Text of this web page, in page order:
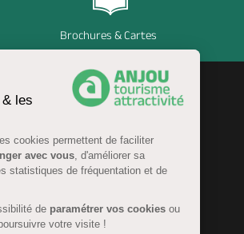
les
cookies permettent de faciliter
avec vous, d'améliorer sa
statistiques de fréquentation et de
de paramétrer vos cookies ou
votre visite !
Brochures & Cartes